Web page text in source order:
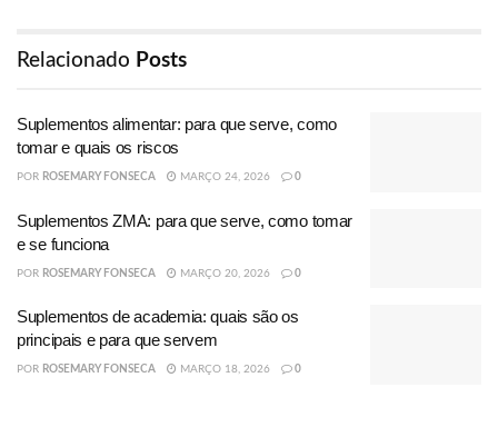
Relacionado Posts
Suplementos alimentar: para que serve, como
tomar e quais os riscos
POR ROSEMARY FONSECA MARÇO 24, 2026 0
Suplementos ZMA: para que serve, como tomar
e se funciona
POR ROSEMARY FONSECA MARÇO 20, 2026 0
Suplementos de academia: quais são os
principais e para que servem
POR ROSEMARY FONSECA MARÇO 18, 2026 0